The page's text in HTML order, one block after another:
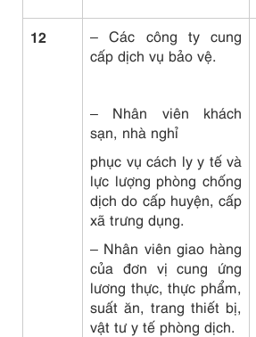
12
– Các công ty cung
cấp dịch vụ bảo vệ.
– Nhân viên khách
sạn, nhà nghỉ
phục vụ cách ly y tế và
lực lượng phòng chống
dịch do cấp huyện, cấp
xã trưng dụng.
– Nhân viên giao hàng
của đơn vị cung ứng
lương thực, thực phẩm,
suất ăn, trang thiết bị,
vật tư y tế phòng dịch.